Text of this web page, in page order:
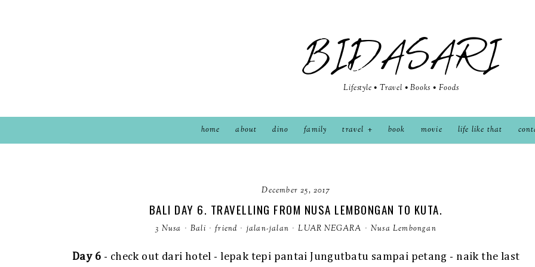
BIDASARI
Lifestyle • Travel • Books • Foods
home about dino family travel book movie life like that
December 25, 2017
BALI DAY 6. TRAVELLING FROM NUSA LEMBONGAN TO KUTA.
3 Nusa · Bali · friend · jalan-jalan · LUAR NEGARA · Nusa Lembongan
Day 6 - check out dari hotel - lepak tepi pantai Jungutbatu sampai petang - naik the last